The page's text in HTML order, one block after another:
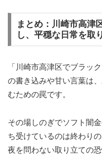
まとめ：川崎市高津
し、平穏な日常を取
「川崎市高津区でブラッ
の書き込みや甘い言葉は
むための罠です。
その場しのぎでソフト闇
ち受けているのは終わり
夜を問わない取り立ての恐